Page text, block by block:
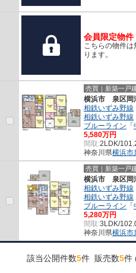
会員限定物件
こちらの物件
ります。
売買｜新築一戸
横浜市 泉区岡
相鉄いずみ野線
相鉄いずみ野線
ブルーライン 「
5,580万円
間取:2LDK/
神奈川県横浜市
売買｜新築一戸
横浜市 泉区岡
相鉄いずみ野線
相鉄いずみ野線
ブルーライン 「
5,280万円
間取:3LDK/
神奈川県横浜市
該当公開件数5件 販売数5件